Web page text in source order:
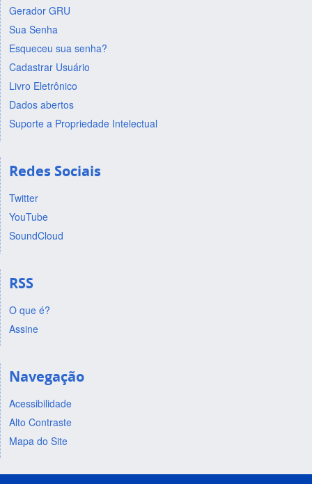
Gerador GRU
Sua Senha
Esqueceu sua senha?
Cadastrar Usuário
Livro Eletrônico
Dados abertos
Suporte a Propriedade Intelectual
Redes Sociais
Twitter
YouTube
SoundCloud
RSS
O que é?
Assine
Navegação
Acessibilidade
Alto Contraste
Mapa do Site